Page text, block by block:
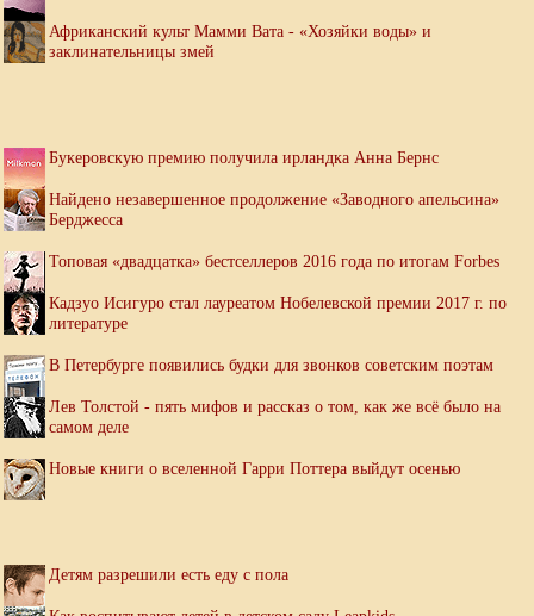
Африканский культ Мамми Вата - «Хозяйки воды» и
заклинательницы змей
Букеровскую премию получила ирландка Анна Бернс
Найдено незавершенное продолжение «Заводного апельсина»
Берджесса
Топовая «двадцатка» бестселлеров 2016 года по итогам Forbes
Кадзуо Исигуро стал лауреатом Нобелевской премии 2017 г. по
литературе
В Петербурге появились будки для звонков советским поэтам
Лев Толстой - пять мифов и рассказ о том, как же всё было на
самом деле
Новые книги о вселенной Гарри Поттера выйдут осенью
Детям разрешили есть еду с пола